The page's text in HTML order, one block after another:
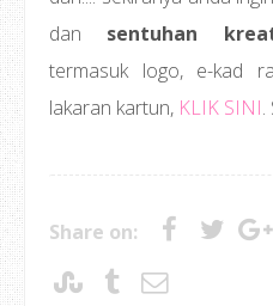
dan sentuhan
termasuk logo, e-kad
lakaran kartun, KLIK SINI.
Share on: